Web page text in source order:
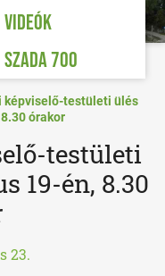
VIDEÓK
SZADA 700
képviselő-testületi ülés
órakor
testületi
19-én, 8.30
23.